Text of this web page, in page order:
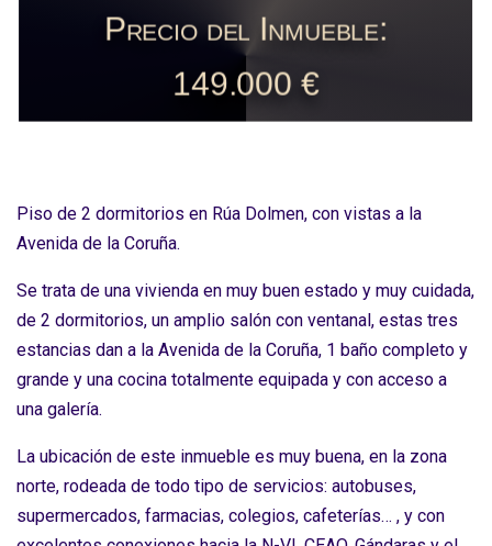
Precio del Inmueble:
149.000 €
Piso de 2 dormitorios en Rúa Dolmen, con vistas a la
Avenida de la Coruña.
Se trata de una vivienda en muy buen estado y muy cuidada,
de 2 dormitorios, un amplio salón con ventanal, estas tres
estancias dan a la Avenida de la Coruña, 1 baño completo y
grande y una cocina totalmente equipada y con acceso a
una galería.
La ubicación de este inmueble es muy buena, en la zona
norte, rodeada de todo tipo de servicios: autobuses,
supermercados, farmacias, colegios, cafeterías… , y con